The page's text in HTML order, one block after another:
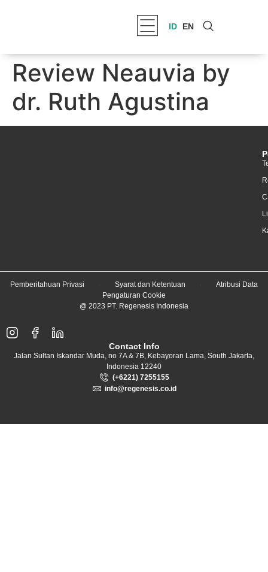
ID EN
Review Neauvia by
dr. Ruth Agustina
Pemberitahuan Privasi Syarat dan Ketentuan
Atribusi Data
Pengaturan Cookie
@ 2023 PT. Regenesis Indonesia
Contact Info
Jalan Sultan Iskandar Muda, no 7A & 7B, Kebayoran Lama, South Jakarta,
Indonesia 12240
(+6221) 7255155
info@regenesis.co.id